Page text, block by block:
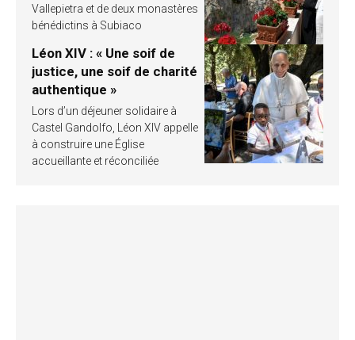
Vallepietra et de deux monastères
bénédictins à Subiaco
Léon XIV : « Une soif de
justice, une soif de charité
authentique »
Lors d’un déjeuner solidaire à
Castel Gandolfo, Léon XIV appelle
à construire une Église
accueillante et réconciliée